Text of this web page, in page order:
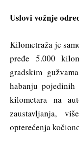
Uslovi vožnje
Kilometraža je
pređe 5.000
gradskim
habanju pojedinih
kilometara na
zaustavljanja,
opterećenja